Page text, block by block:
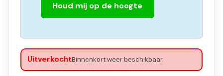
Houd mij op de hoogte
UitverkochtBinnenkort weer beschikbaar